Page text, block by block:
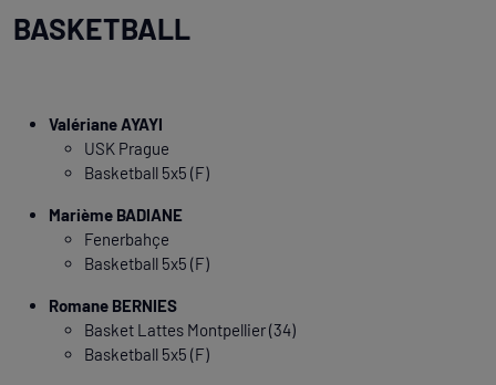
BASKETBALL
Valériane AYAYI
USK Prague
Basketball 5x5 (F)
Marième BADIANE
Fenerbahçe
Basketball 5x5 (F)
Romane BERNIES
Basket Lattes Montpellier (34)
Basketball 5x5 (F)